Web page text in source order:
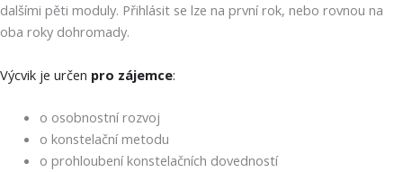
dalšími pěti moduly. Přihlásit se lze na první rok, nebo rovnou na
oba roky dohromady.
Výcvik je určen pro zájemce:
o osobnostní rozvoj
o konstelační metodu
o prohloubení konstelačních dovedností